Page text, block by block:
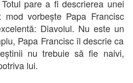
pare a fi descrierea unei
vorbește Papa Francisc
Diavolul. Nu este un
Papa Francisc îl descrie ca
nu trebuie să fie naivi,
lui.